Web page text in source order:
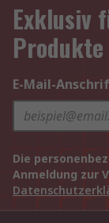
Exklusiv
E-Mail-
Die
Anmeldung zur